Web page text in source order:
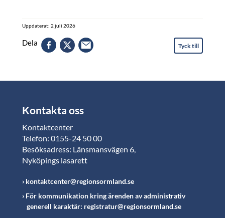
Uppdaterat: 2 juli 2026
Dela Tyck till
Kontakta oss
Kontaktcenter
Telefon: 0155-24 50 00
Besöksadress: Länsmansvägen 6,
Nyköpings lasarett
kontaktcenter@regionsormland.se
För kommunikation kring ärenden av administrativ
generell karaktär: registratur@regionsormland.se